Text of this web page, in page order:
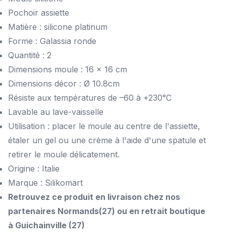
Pochoir assiette
Matière : silicone platinum
Forme : Galassia ronde
Quantité : 2
Dimensions moule : 16 x 16 cm
Dimensions décor : Ø 10.8cm
Résiste aux températures de –60 à +230°C
Lavable au lave-vaisselle
Utilisation : placer le moule au centre de l'assiette,
étaler un gel ou une crème à l'aide d'une spatule et
retirer le moule délicatement.
Origine : Italie
Marque : Silikomart
Retrouvez ce produit en livraison chez nos
partenaires Normands(27) ou en retrait boutique
à Guichainville (27)